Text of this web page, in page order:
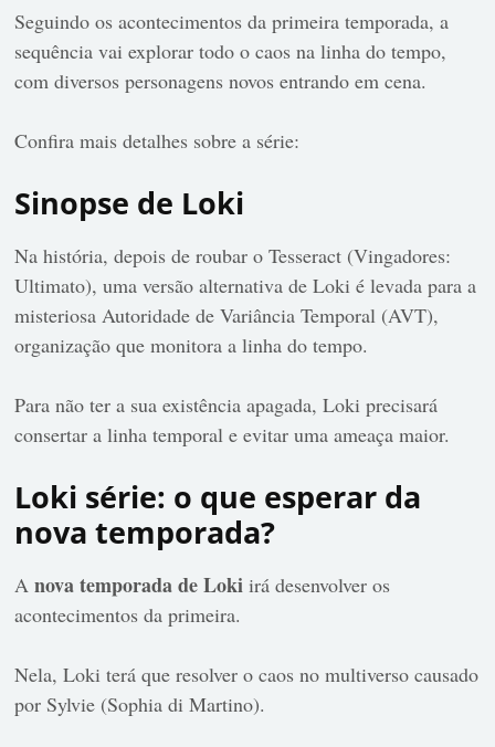
Seguindo os acontecimentos da primeira temporada, a
sequência vai explorar todo o caos na linha do tempo,
com diversos personagens novos entrando em cena.
Confira mais detalhes sobre a série:
Sinopse de Loki
Na história, depois de roubar o Tesseract (Vingadores:
Ultimato), uma versão alternativa de Loki é levada para a
misteriosa Autoridade de Variância Temporal (AVT),
organização que monitora a linha do tempo.
Para não ter a sua existência apagada, Loki precisará
consertar a linha temporal e evitar uma ameaça maior.
Loki série: o que esperar da
nova temporada?
Anova temporada de Loki irá desenvolver os
acontecimentos da primeira.
Nela, Loki terá que resolver o caos no multiverso causado
por Sylvie (Sophia di Martino).